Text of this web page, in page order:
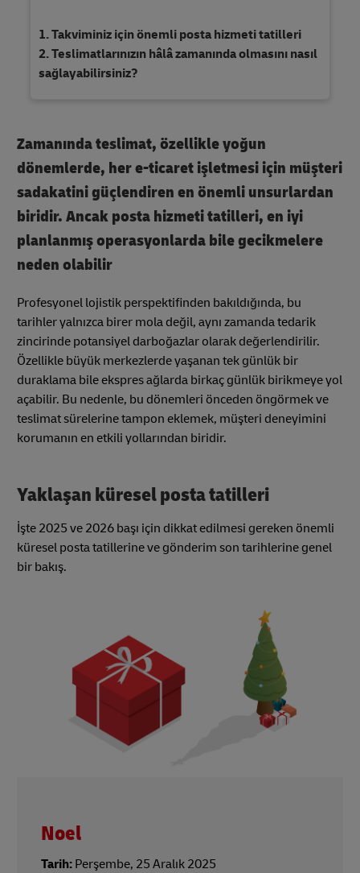
Takviminiz için önemli posta hizmeti tatilleri
Teslimatlarınızın hâlâ zamanında olmasını nasıl
sağlayabilirsiniz?
Zamanında teslimat, özellikle yoğun
dönemlerde, her e-ticaret işletmesi için müşteri
sadakatini güçlendiren en önemli unsurlardan
biridir. Ancak posta hizmeti tatilleri, en iyi
planlanmış operasyonlarda bile gecikmelere
neden olabilir
Profesyonel lojistik perspektifinden bakıldığında, bu
tarihler yalnızca birer mola değil, aynı zamanda tedarik
zincirinde potansiyel darboğazlar olarak değerlendirilir.
Özellikle büyük merkezlerde yaşanan tek günlük bir
duraklama bile ekspres ağlarda birkaç günlük birikmeye yol
açabilir. Bu nedenle, bu dönemleri önceden öngörmek ve
teslimat sürelerine tampon eklemek, müşteri deneyimini
korumanın en etkili yollarından biridir.
Yaklaşan küresel posta tatilleri
İşte 2025 ve 2026 başı için dikkat edilmesi gereken önemli
küresel posta tatillerine ve gönderim son tarihlerine genel
bir bakış.
Noel
Tarih: Perşembe, 25 Aralık 2025